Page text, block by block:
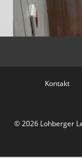
Kontakt
© 2026 Lohberger